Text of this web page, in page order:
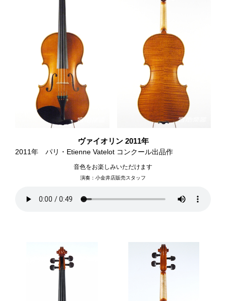
ヴァイオリン 2011年
2011年 パリ・Etienne Vatelot コンクール出品作
音色をお楽しみいただけます
演奏：小金井店販売スタッフ